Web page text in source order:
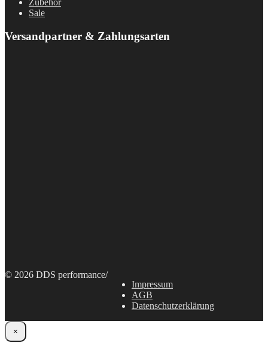
Zubehör
Sale
Versandpartner & Zahlungsarten
© 2026 DDS performance/
Impressum
AGB
Datenschutzerklärung
×